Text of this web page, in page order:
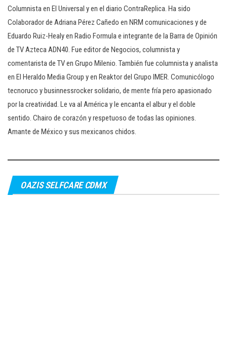
Columnista en El Universal y en el diario ContraReplica. Ha sido
Colaborador de Adriana Pérez Cañedo en NRM comunicaciones y de
Eduardo Ruiz-Healy en Radio Formula e integrante de la Barra de Opinión
de TV Azteca ADN40. Fue editor de Negocios, columnista y
comentarista de TV en Grupo Milenio. También fue columnista y analista
en El Heraldo Media Group y en Reaktor del Grupo IMER. Comunicólogo
tecnoruco y businnessrocker solidario, de mente fría pero apasionado
por la creatividad. Le va al América y le encanta el albur y el doble
sentido. Chairo de corazón y respetuoso de todas las opiniones.
Amante de México y sus mexicanos chidos.
OAZIS SELFCARE CDMX